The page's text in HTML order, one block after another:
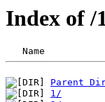
Index of /
Parent
1/